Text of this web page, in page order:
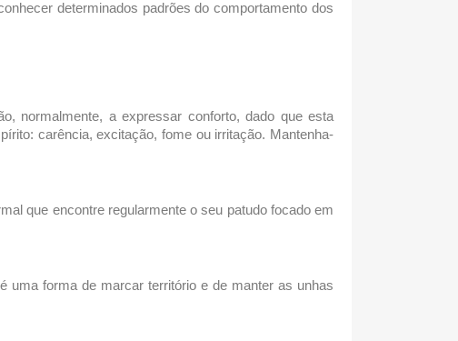
determinados padrões docomportamento dos
normalmente, a expressar conforto, dado que esta
carência, excitação, fome ou irritação. Mantenha-
que encontre regularmente o seu patudo focado em
uma forma de marcar território e de manter as unhas